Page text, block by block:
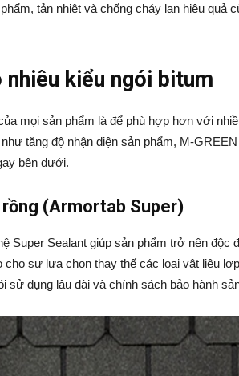
tản nhiệt và chống cháy lan hiệu quả
nhiêu kiểu ngói bitum
mọi sản phẩm là để phù hợp hơn với
tăng độ nhận diện sản phẩm, M-
bên dưới.
rồng (Armortab Super)
Super Sealant giúp sản phẩm trở nên độc
cho sự lựa chọn thay thế các loại vật liệu
sử dụng lâu dài và chính sách bảo hành